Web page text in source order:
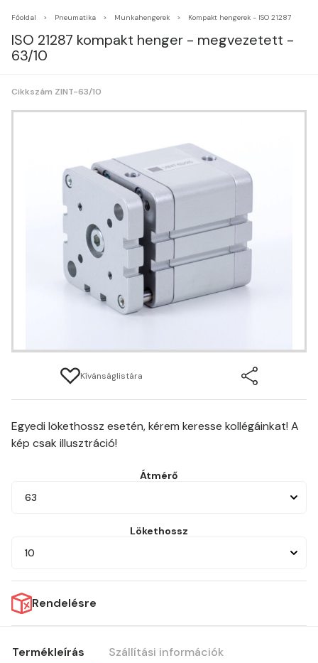
Főoldal Pneumatika Munkahengerek Kompakt hengerek - ISO 21287
ISO 21287 kompakt henger - megvezetett -
63/10
Cikkszám ZINT-63/10
Kívánságlistára
Egyedi lökethossz esetén, kérem keresse kollégáinkat! A
kép csak illusztráció!
Átmérő
63
Lökethossz
10
Rendelésre
Termékleírás Szállítási információk